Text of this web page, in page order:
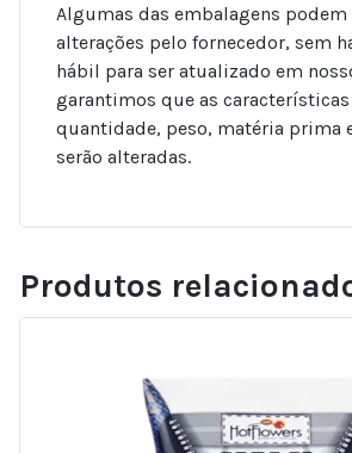
Algumas das embalagens podem
alterações pelo fornecedor, sem
hábil para ser atualizado em
garantimos que as
quantidade, peso, matéria prima
serão alteradas.
Produtos